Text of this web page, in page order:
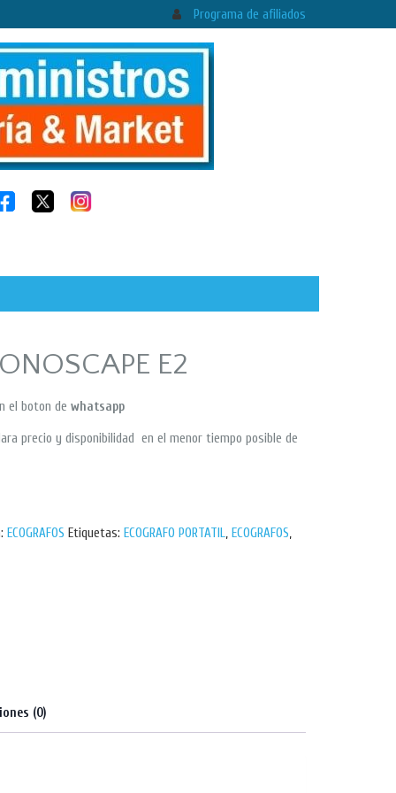
Programa de afiliados
E2
el boton de whatsapp
precio y disponibilidad en el menor tiempo posible de
ECOGRAFOS Etiquetas: ECOGRAFO PORTATIL, ECOGRAFOS,
(0)